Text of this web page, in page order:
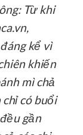
Từ khi
kể vì
khiến
mì chả
có buổi
gần